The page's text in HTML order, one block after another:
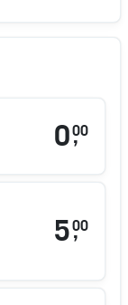
0,
00
5,
00